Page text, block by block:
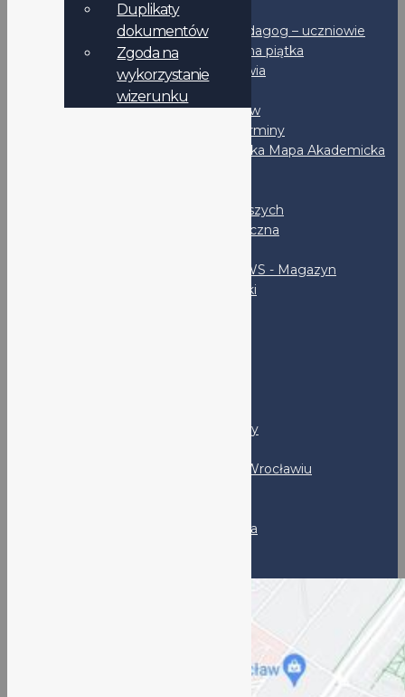
Podręczniki
Psycholog i Pedagog – uczniowie
Bezpieczna piątka
Promocja zdrowia
Stypendia
Dla maturzystów
Ważne terminy
Wrocławska Mapa Akademicka
Liga Klas Pierwszych
Liga Matematyczna
LO V NEWS - Magazyn
uczniowski
LO nr V - Prezentacja szkoły
Rekrutacja do LO nr V we Wrocławiu
Klub Absolwenta
Duplikaty
dokumentów
Zgoda na
wykorzystanie
wizerunku